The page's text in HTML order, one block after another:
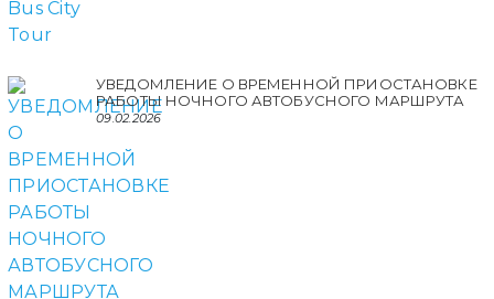
УВЕДОМЛЕНИЕ О ВРЕМЕННОЙ ПРИОСТАНОВКЕ
РАБОТЫ НОЧНОГО АВТОБУСНОГО МАРШРУТА
09.02.2026